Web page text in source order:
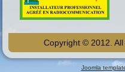
Copyright © 2012.
Joomla